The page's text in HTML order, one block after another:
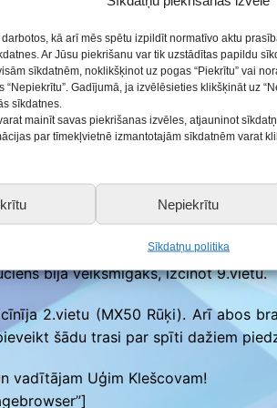
kā arī mēs spētu izpildīt normatīvo aktu
Ar Jūsu piekrišanu var tik uzstādītas papildu
sīkdatnēm, noklikšķinot uz pogas “Piekrītu” vai
“Nepiekrītu”. Gadījumā, ja izvēlēsieties klikšķināt uz
sīkdatnes.
mainīt savas piekrišanas izvēles, atjauninot
par tīmekļvietnē izmantotajām sīkdatnēm varat
Nepiekrītu
Sīkdatņu politika
dalībnieki piedalījās
grupa). Pirmajā braucienā
bija ļoti ciets, nepierasts un
saka pats sportists.
vecākā grupa). Par augstāku vietu
braukt, izcīnot pirmajā braucienā
bija veiksmīgāks, izcīnot 9.vietu.
2.vietu (MX50 Rūķi). Arī abos
šādu trasi par spīti dažiem
vadītājam Uģim Klešcovam!